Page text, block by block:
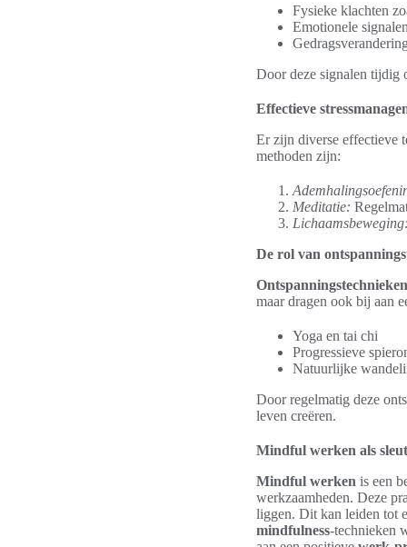
Fysieke klachten
Emotionele
Door deze signalen tijdig
Effectieve
Er zijn diverse effectieve
methoden zijn:
Meditatie:
De rol van
Ontspanningstechnieken
maar dragen ook bij aan
Yoga en tai chi
Progressieve
Natuurlijke
Door regelmatig deze
leven creëren.
Mindful werken als
Mindful werken is een
werkzaamheden. Deze
liggen. Dit kan leiden tot
mindfulness-technieken